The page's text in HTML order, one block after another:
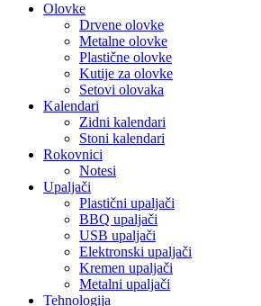
Olovke
Drvene olovke
Metalne olovke
Plastične olovke
Kutije za olovke
Setovi olovaka
Kalendari
Zidni kalendari
Stoni kalendari
Rokovnici
Notesi
Upaljači
Plastični upaljači
BBQ upaljači
USB upaljači
Elektronski upaljači
Kremen upaljači
Metalni upaljači
Tehnologija